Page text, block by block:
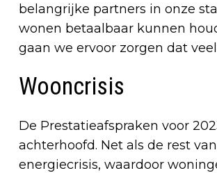
belangrijke partners in onze
wonen betaalbaar kunnen
gaan we ervoor zorgen dat
Wooncrisis
De Prestatieafspraken voor
achterhoofd. Net als de rest
energiecrisis, waardoor